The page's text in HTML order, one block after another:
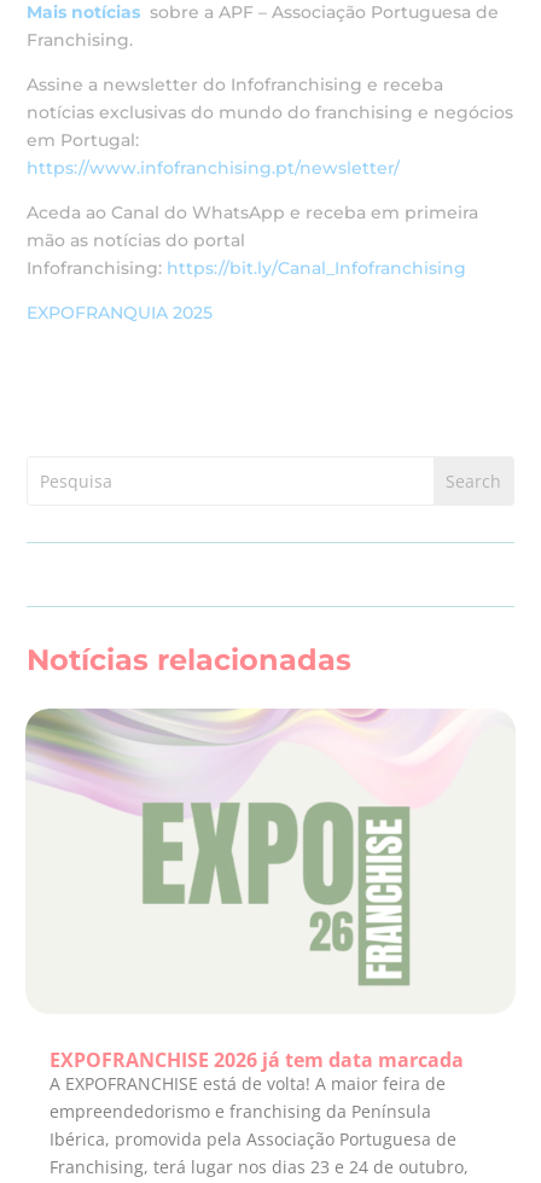
Mais notícias sobre a APF – Associação Portuguesa de
Franchising.
Assine a newsletter do Infofranchising e receba
notícias exclusivas do mundo do franchising e negócios
em Portugal:
https://www.infofranchising.pt/newsletter/
Aceda ao Canal do WhatsApp e receba em primeira
mão as notícias do portal
Infofranchising: https://bit.ly/Canal_Infofranchising
EXPOFRANQUIA 2025
Notícias relacionadas
EXPOFRANCHISE 2026 já tem data marcada
A EXPOFRANCHISE está de volta! A maior feira de
empreendedorismo e franchising da Península
Ibérica, promovida pela Associação Portuguesa de
Franchising, terá lugar nos dias 23 e 24 de outubro,